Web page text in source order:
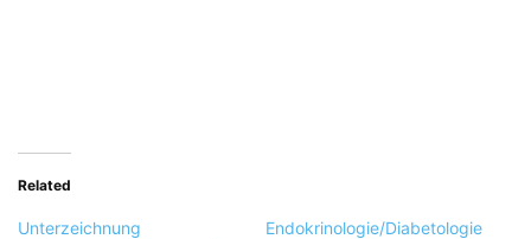
Related
Unterzeichnung
Endokrinologie/Diabetologie